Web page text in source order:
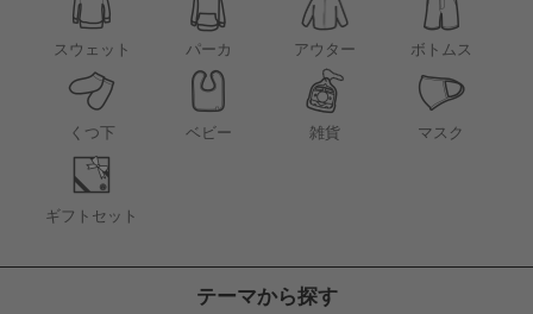
スウェット パーカ アウター ボトムス
くつ下 ベビー 雑貨 マスク
ギフトセット
テーマから探す